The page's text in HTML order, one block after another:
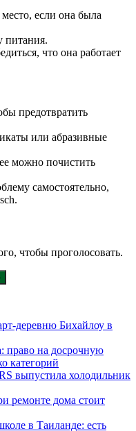
если она была
питания.
что она работает
предотвратить
или абразивные
можно почистить
самостоятельно,
чтобы проголосовать.
деревню Бихайлоу в
право на досрочную
категорий
выпустила холодильник
ремонте дома стоит
в Таиланде: есть